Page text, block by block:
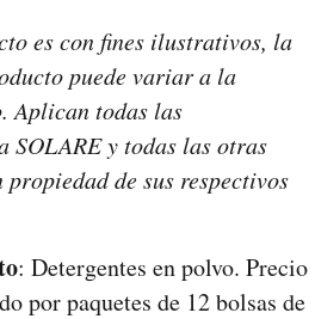
es con fines ilustrativos, la
puede variar a la
Aplican todas las
SOLARE y todas las otras
de sus respectivos
: Detergentes en polvo. Precio
por paquetes de 12 bolsas de